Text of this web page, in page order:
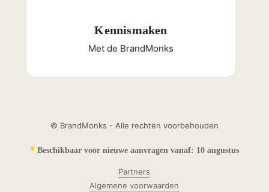
Kennismaken
Met de BrandMonks
© BrandMonks - Alle rechten voorbehouden
•Beschikbaar voor nieuwe aanvragen vanaf: 10 augustus
Partners
Algemene voorwaarden